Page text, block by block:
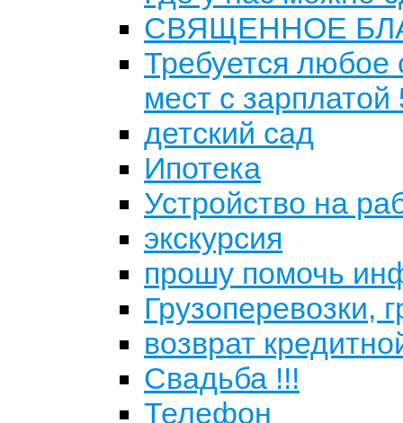
СВЯЩЕННОЕ
Требуется любое
мест с
детский сад
Ипотека
Устройство на
экскурсия
прошу помочь
Грузоперевозки,
возврат
Свадьба !!!
Телефон